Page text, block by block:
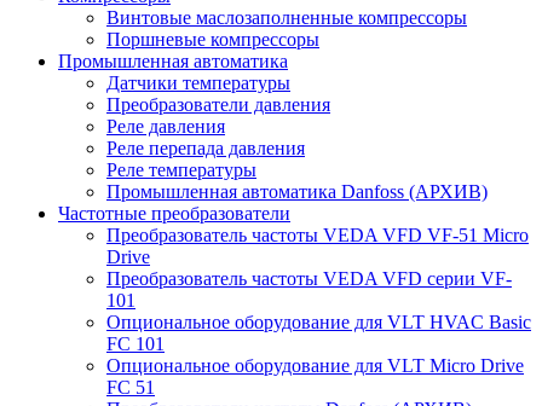
Винтовые маслозаполненные компрессоры
Поршневые компрессоры
Промышленная автоматика
Датчики температуры
Преобразователи давления
Реле давления
Реле перепада давления
Реле температуры
Промышленная автоматика Danfoss (АРХИВ)
Частотные преобразователи
Преобразователь частоты VEDA VFD VF-51 Micro
Drive
Преобразователь частоты VEDA VFD серии VF-
101
Опциональное оборудование для VLT HVAC Basic
FC 101
Опциональное оборудование для VLT Micro Drive
FC 51